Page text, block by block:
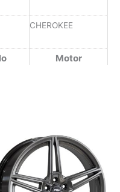
Motor
CHEROKEE